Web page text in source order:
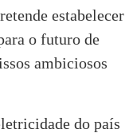
estabelecer
o futuro de
ambiciosos
do país